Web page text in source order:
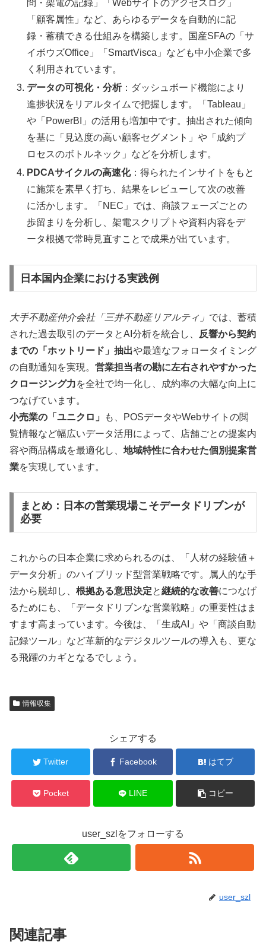
問・架電の記録」「Webサイトのアクセスログ」
「顧客属性」など、あらゆるデータを自動的に記
録・蓄積できる仕組みを構築します。国産SFAの「サ
イボウズOffice」「SmartVisca」なども中小企業で多
く利用されています。
データの可視化・分析：ダッシュボード機能により
進捗状況をリアルタイムで把握します。「Tableau」
や「PowerBI」の活用も増加中です。抽出された傾向
を基に「見込度の高い顧客セグメント」や「成約プ
ロセスのボトルネック」などを分析します。
PDCAサイクルの高速化：得られたインサイトをもと
に施策を素早く打ち、結果をレビューして次の改善
に活かします。「NEC」では、商談フェーズごとの
歩留まりを分析し、架電スクリプトや資料内容をデ
ータ根拠で常時見直すことで成果が出ています。
日本国内企業における実践例
大手不動産仲介会社「三井不動産リアルティ」 では、蓄積
された過去取引のデータとAI分析を統合し、
反響から契約
までの「ホットリード」抽出や最適なフォロータイミング
の自動通知を実現。 営業担当者の勘に左右されやすかった
クロージング力を全社で均一化し、成約率の大幅な向上に
つなげています。
小売業の「ユニクロ」
も、POSデータやWebサイトの閲
覧情報など幅広いデータ活用によって、店舗ごとの提案内
容や商品構成を最適化し、 地域特性に合わせた個別提案営
業を実現しています。
まとめ：日本の営業現場こそデータドリブンが
必要
これからの日本企業に求められるのは、「人材の経験値＋
データ分析」のハイブリッド型営業戦略です。属人的な手
法から脱却し、 根拠ある意思決定と継続的な改善につなげ
るためにも、「データドリブンな営業戦略」の重要性はま
すます高まっています。今後は、「生成AI」や「商談自動
記録ツール」など革新的なデジタルツールの導入も、更な
る飛躍のカギとなるでしょう。
情報収集
シェアする
Twitter Facebook はてブ
Pocket LINE コピー
user_szlをフォローする
user_szl
関連記事